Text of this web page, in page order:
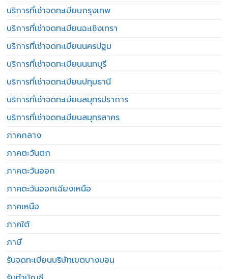
บริการที่เช่าจดทะเบียนกรุงเทพ
บริการที่เช่าจดทะเบียนฉะเชิงเทรา
บริการที่เช่าจดทะเบียนนครปฐม
บริการที่เช่าจดทะเบียนนนทบุรี
บริการที่เช่าจดทะเบียนปทุมธานี
บริการที่เช่าจดทะเบียนสมุทรปราการ
บริการที่เช่าจดทะเบียนสมุทรสาคร
ภาคกลาง
ภาคตะวันตก
ภาคตะวันออก
ภาคตะวันออกเฉียงเหนือ
ภาคเหนือ
ภาคใต้
ภาษี
รับจดทะเบียนบริษัทเขตบางบอน